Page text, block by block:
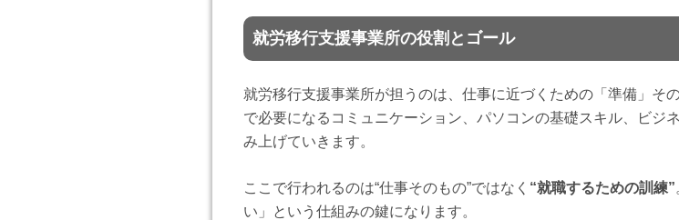
就労移行支援事業所の役割とゴール
就労移行支援事業所が担うのは、仕事に近づくための「準備」そ
で必要になるコミュニケーション、パソコンの基礎スキル、ビジ
み上げていきます。
ここで行われるのは“仕事そのもの”ではなく “就職するための訓練”
い」という仕組みの鍵になります。